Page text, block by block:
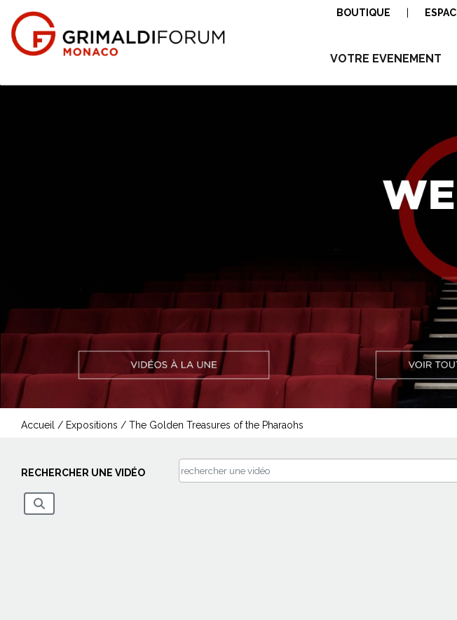
BOUTIQUE
VOTRE EVENEMENT
Accueil / Expositions / The Golden Treasures of the Pharaohs
RECHERCHER UNE VIDÉO